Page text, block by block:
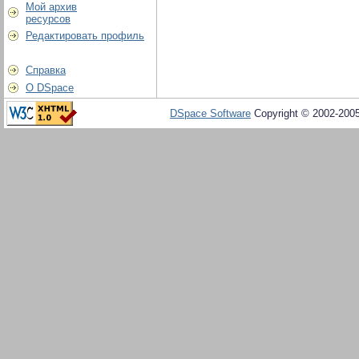
Мой архив
ресурсов
Редактировать профиль
Справка
О DSpace
DSpace Software Copyright © 2002-